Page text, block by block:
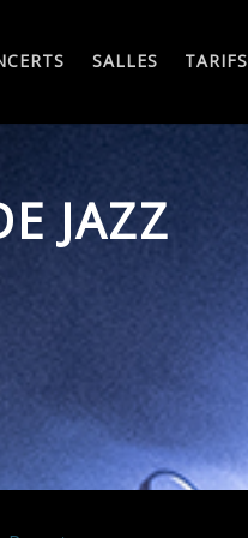
SALLES TARIFS
JAZZ